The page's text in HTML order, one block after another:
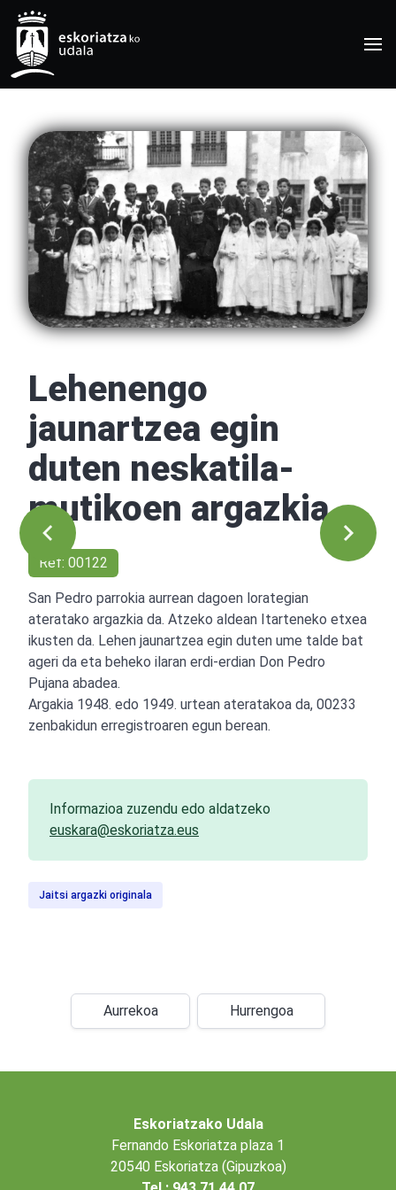
Lehenengo
jaunartzea egin
duten neskatila-
mutikoen argazkia
Ref: 00122
San Pedro parrokia aurrean dagoen lorategian
ateratako argazkia da. Atzeko aldean Itarteneko etxea
ikusten da. Lehen jaunartzea egin duten ume talde bat
ageri da eta beheko ilaran erdi-erdian Don Pedro
Pujana abadea.
Argakia 1948. edo 1949. urtean ateratakoa da, 00233
zenbakidun erregistroaren egun berean.
Informazioa zuzendu edo aldatzeko
euskara@eskoriatza.eus
Jaitsi argazki originala
Aurrekoa Hurrengoa
Eskoriatzako Udala
Fernando Eskoriatza plaza 1
20540 Eskoriatza (Gipuzkoa)